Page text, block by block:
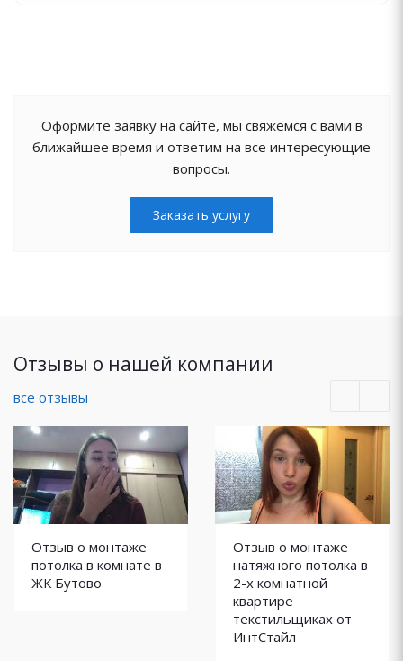
Оформите заявку на сайте, мы свяжемся с вами в
ближайшее время и ответим на все интересующие
вопросы.
Заказать услугу
Отзывы о нашей компании
все отзывы
Отзыв о монтаже
потолка в комнате в
ЖК Бутово
Отзыв о монтаже
натяжного потолка в
2-х комнатной
квартире
текстильщиках от
ИнтСтайл